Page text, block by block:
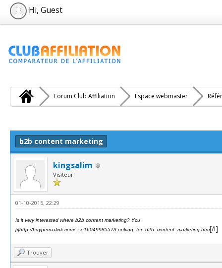
Hi, Guest
Forum Club Affiliation Espace webmaster
b2b content marketing
kingsalim
Visiteur
01-10-2015, 22:29
Is it very interested where b2b content marketing? Ycu
[i]http://buypermalink.com/_se1604998557/Looking_for_b2b_content_marketing.htm[/i]
Trouver